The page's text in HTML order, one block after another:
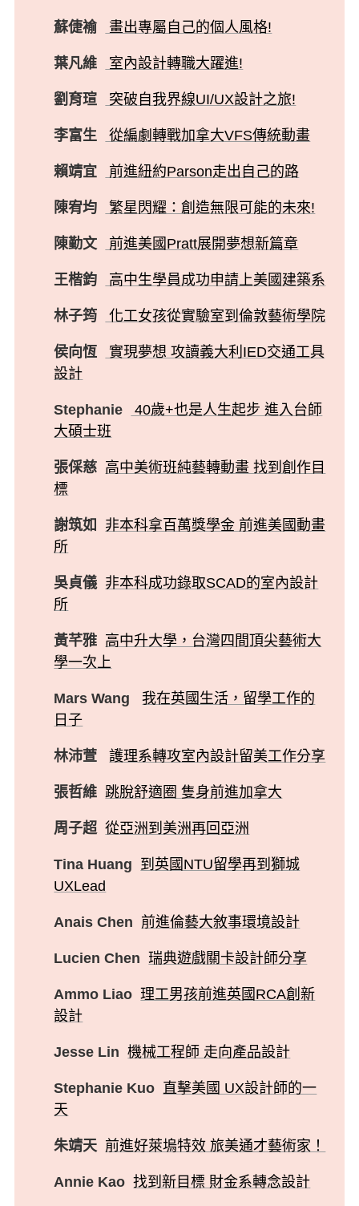
蘇倢褕 畫出專屬自己的個人風格!
葉凡維 室內設計轉職大躍進!
劉育瑄 突破自我界線UI/UX設計之旅!
李富生 從編劇轉戰加拿大VFS傳統動畫
賴靖宜 前進紐約Parson走出自己的路
陳宥均 繁星閃耀：創造無限可能的未來!
陳勤文 前進美國Pratt展開夢想新篇章
王楷鈞 高中生學員成功申請上美國建築系
林子筠 化工女孩從實驗室到倫敦藝術學院
侯向恆
實現夢想 攻讀義大利IED交通工具
設計
Stephanie
40歲+也是人生起步 進入台師
大碩士班
張倸慈 高中美術班純藝轉動畫 找到創作目
標
謝筑如
非本科拿百萬獎學金 前進美國動畫
所
吳貞儀 非本科成功錄取SCAD的室內設計
所
黃芊雅 高中升大學，台灣四間頂尖藝術大
學一次上
Mars Wang
我在英國生活，留學工作的
日子
林沛萱 護理系轉攻室內設計留美工作分享
張哲維 跳脫舒適圈 隻身前進加拿大
周子超 從亞洲到美洲再回亞洲
Tina Huang 到英國NTU留學再到獅城
UXLead
Anais Chen 前進倫藝大敘事環境設計
Lucien Chen 瑞典遊戲關卡設計師分享
Ammo Liao 理工男孩前進英國RCA創新
設計
Jesse Lin 機械工程師 走向產品設計
Stephanie Kuo 直擊美國 UX設計師的一
天
朱靖天 前進好萊塢特效 旅美通才藝術家！
Annie Kao 找到新目標 財金系轉念設計